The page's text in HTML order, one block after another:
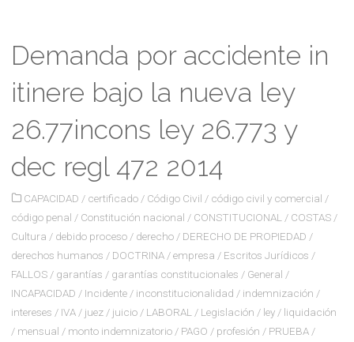
Demanda por accidente in
itinere bajo la nueva ley
26.77incons ley 26.773 y
dec regl 472 2014
CAPACIDAD / certificado / Código Civil / código civil y comercial /
código penal / Constitución nacional / CONSTITUCIONAL / COSTAS /
Cultura / debido proceso / derecho / DERECHO DE PROPIEDAD /
derechos humanos / DOCTRINA / empresa / Escritos Jurídicos /
FALLOS / garantías / garantías constitucionales / General /
INCAPACIDAD / Incidente / inconstitucionalidad / indemnización /
intereses / IVA / juez / juicio / LABORAL / Legislación / ley / liquidación
/ mensual / monto indemnizatorio / PAGO / profesión / PRUEBA /